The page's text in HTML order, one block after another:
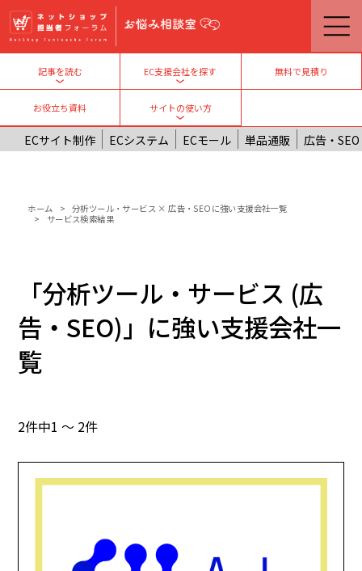
メインコンテンツに移動
記事を読む
Toggle submenu
EC支援会社を探す
Toggle submenu
無料で見積り
お役立ち資料
サイトの使い方
Toggle submenu
ECサイト制作 ECシステム ECモール 単品通販 広告・SEO
パンくず
ホーム
分析ツール・サービス × 広告・SEOに強い支援会社一覧
サービス検索結果
「分析ツール・サービス (広
告・SEO)」に強い支援会社一
覧
2件中1 ～ 2件